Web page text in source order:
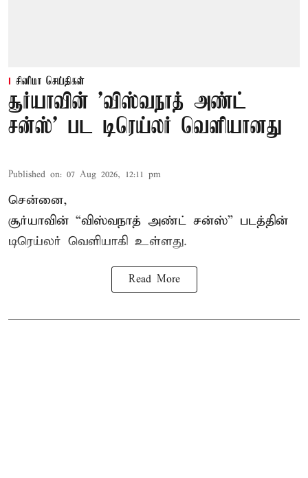
சினிமா செய்திகள்
சூர்யாவின் 'விஸ்வநாத் அண்ட்
சன்ஸ்' பட டிரெய்லர் வெளியானது
Published on: 07 Aug 2026, 12:11 pm
சென்னை,
சூர்யாவின் “விஸ்வநாத் அண்ட் சன்ஸ்” படத்தின்
டிரெய்லர் வெளியாகி உள்ளது.
Read More